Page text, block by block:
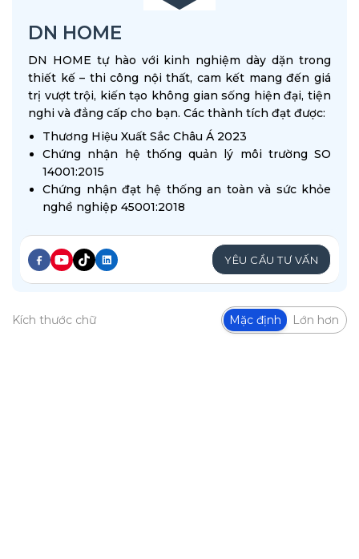
DN HOME
DN HOME tự hào với kinh nghiệm dày dặn trong
thiết kế – thi công nội thất, cam kết mang đến giá
trị vượt trội, kiến tạo không gian sống hiện đại, tiện
nghi và đẳng cấp cho bạn. Các thành tích đạt được:
Thương Hiệu Xuất Sắc Châu Á 2023
Chứng nhận hệ thống quản lý môi trường SO
14001:2015
Chứng nhận đạt hệ thống an toàn và sức khỏe
nghề nghiệp 45001:2018
YÊU CẦU TƯ VẤN
Kích thước chữ Mặc định Lớn hơn